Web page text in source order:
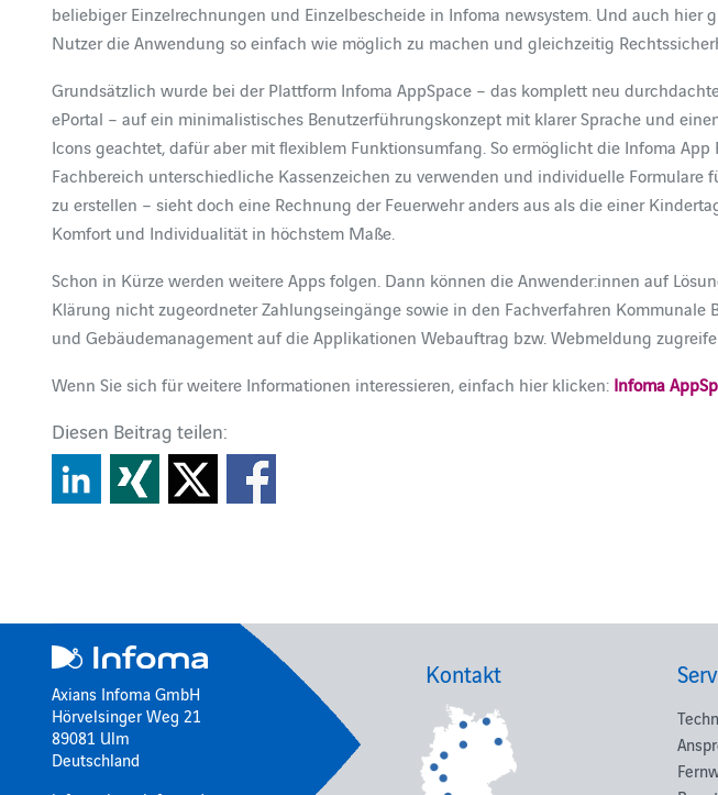
beliebiger Einzelrechnungen und Einzelbescheide in Infoma newsystem. Und auch hier
Nutzer die Anwendung so einfach wie möglich zu machen und gleichzeitig
Grundsätzlich wurde bei der Plattform Infoma AppSpace – das komplett neu
ePortal – auf ein minimalistisches Benutzerführungskonzept mit klarer Sprache und
Icons geachtet, dafür aber mit flexiblem Funktionsumfang. So ermöglicht die Infoma App
Fachbereich unterschiedliche Kassenzeichen zu verwenden und individuelle Formulare
zu erstellen – sieht doch eine Rechnung der Feuerwehr anders aus als die einer
Komfort und Individualität in höchstem Maße.
Schon in Kürze werden weitere Apps folgen. Dann können die Anwender:innen auf
Klärung nicht zugeordneter Zahlungseingänge sowie in den Fachverfahren Kommunale
und Gebäudemanagement auf die Applikationen Webauftrag bzw. Webmeldung
Wenn Sie sich für weitere Informationen interessieren, einfach hier klicken: Infoma
Diesen Beitrag teilen:
Axians Infoma GmbH
Hörvelsinger Weg 21
89081 Ulm
Deutschland
Kontakt